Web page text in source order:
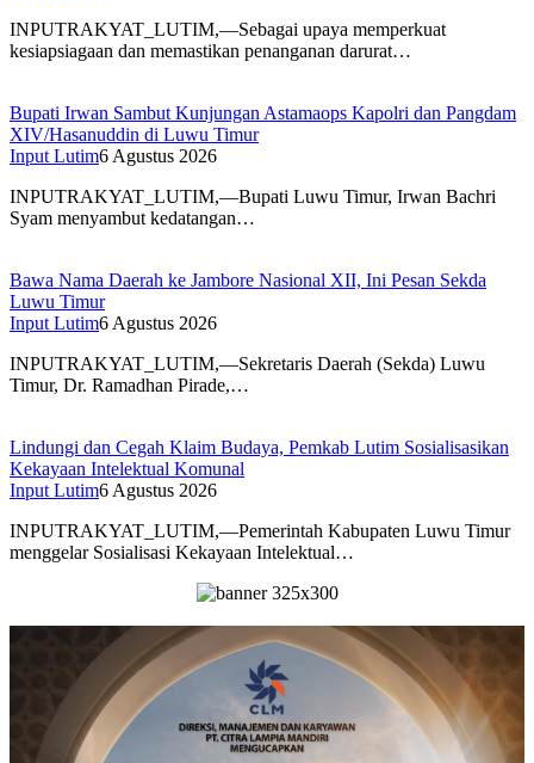
INPUTRAKYAT_LUTIM,—Sebagai upaya memperkuat
kesiapsiagaan dan memastikan penanganan darurat…
Bupati Irwan Sambut Kunjungan Astamaops Kapolri dan Pangdam
XIV/Hasanuddin di Luwu Timur
Input Lutim6 Agustus 2026
INPUTRAKYAT_LUTIM,—Bupati Luwu Timur, Irwan Bachri
Syam menyambut kedatangan…
Bawa Nama Daerah ke Jambore Nasional XII, Ini Pesan Sekda
Luwu Timur
Input Lutim6 Agustus 2026
INPUTRAKYAT_LUTIM,—Sekretaris Daerah (Sekda) Luwu
Timur, Dr. Ramadhan Pirade,…
Lindungi dan Cegah Klaim Budaya, Pemkab Lutim Sosialisasikan
Kekayaan Intelektual Komunal
Input Lutim6 Agustus 2026
INPUTRAKYAT_LUTIM,—Pemerintah Kabupaten Luwu Timur
menggelar Sosialisasi Kekayaan Intelektual…